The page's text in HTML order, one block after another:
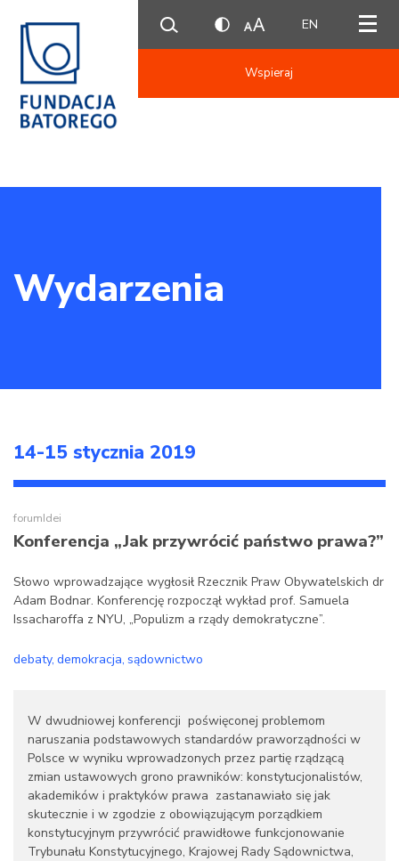
EN
Wspieraj
Wydarzenia
14-15 stycznia 2019
forumIdei
Konferencja „Jak przywrócić państwo prawa?”
Słowo wprowadzające wygłosił Rzecznik Praw Obywatelskich dr
Adam Bodnar. Konferencję rozpoczął wykład prof. Samuela
Issacharoffa z NYU, „Populizm a rządy demokratyczne”.
debaty demokracja sądownictwo
W dwudniowej konferencji poświęconej problemom
naruszania podstawowych standardów praworządności w
Polsce w wyniku wprowadzonych przez partię rządzącą
zmian ustawowych grono prawników: konstytucjonalistów,
akademików i praktyków prawa zastanawiało się jak
skutecznie i w zgodzie z obowiązującym porządkiem
konstytucyjnym przywrócić prawidłowe funkcjonowanie
Trybunału Konstytucyjnego, Krajowej Rady Sądownictwa,